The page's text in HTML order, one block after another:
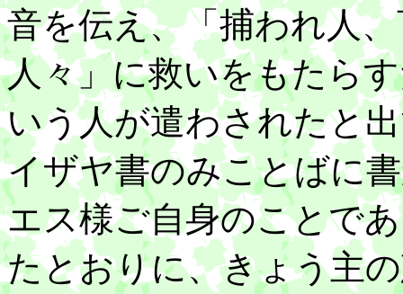
音を伝え、「捕われ人
人々」に救いをもたら
いう人が遣わされたと
イザヤ書のみことばに
エス様ご自身のことで
たとおりに、きょう主